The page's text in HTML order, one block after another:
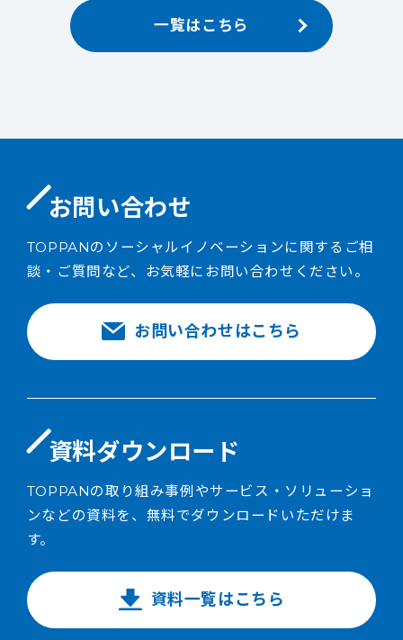
一覧はこちら
お問い合わせ
TOPPANのソーシャルイノベーションに関するご相
談・ご質問など、お気軽にお問い合わせください。
お問い合わせはこちら
資料ダウンロード
TOPPANの取り組み事例やサービス・ソリューショ
ンなどの資料を、無料でダウンロードいただけま
す。
資料一覧はこちら